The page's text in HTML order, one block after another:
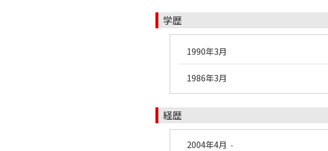
学歴
1990年3月
1986年3月
経歴
2004年4月 -